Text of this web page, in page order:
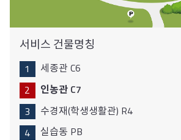
서비스 건물명칭
세종관 C6
인농관 C7
수경재(학생생활관) R4
실습동 PB